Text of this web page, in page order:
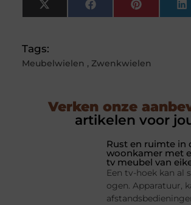
X
(Twitter)
FacebookPinterest
Tags:
Meubelwielen , Zwenkwielen
Verken onze
artikelen voor
Rust en ruimte in
woonkamer met
tv meubel van
Een tv-hoek kan al
ogen. Apparatuur,